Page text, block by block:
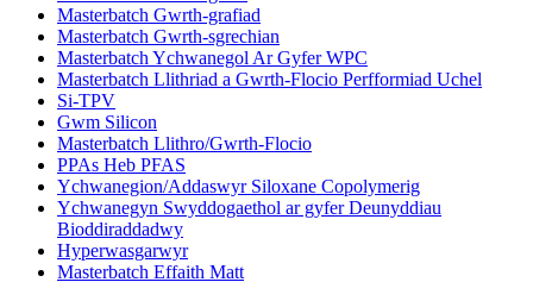
Masterbatch Gwrth-grafiad
Masterbatch Gwrth-sgrechian
Masterbatch Ychwanegol Ar Gyfer WPC
Masterbatch Llithriad a Gwrth-Flocio Perfformiad Uchel
Si-TPV
Gwm Silicon
Masterbatch Llithro/Gwrth-Flocio
PPAs Heb PFAS
Ychwanegion/Addaswyr Siloxane Copolymerig
Ychwanegyn Swyddogaethol ar gyfer Deunyddiau
Bioddiraddadwy
Hyperwasgarwyr
Masterbatch Effaith Matt